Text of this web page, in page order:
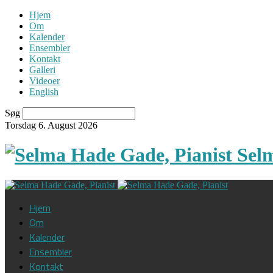
Hjem
Om
Kalender
Ensembler
Kontakt
Galleri
Videoer
English
Søg
Torsdag 6. August 2026
Hjem
Om
Kalender
Ensembler
Kontakt